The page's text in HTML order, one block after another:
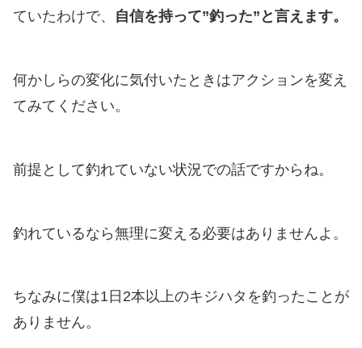
ていたわけで、 自信を持って”釣った”と言えます。
何かしらの変化に気付いたときはアクションを変え
てみてください。
前提として釣れていない状況での話ですからね。
釣れているなら無理に変える必要はありませんよ。
ちなみに僕は1日2本以上のキジハタを釣ったことが
ありません。